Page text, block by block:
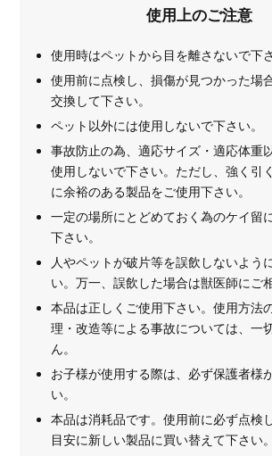
使用上のご注意
使用時はペットから目を離さないで下さ
使用前に点検し、損傷が見つかった場
交換して下さい。
ペット以外には使用しないで下さい。
事故防止の為、適応サイズ・適応体重
使用しないで下さい。ただし、強く引
に余裕のある製品をご使用下さい。
一定の場所にとどめておく為のケイ留
下さい。
人やペットが破片等を誤飲しないよう
い。万一、誤飲した場合は獣医師にご
本品は正しくご使用下さい。使用方法
理・改造等による事故については、一
ん。
お子様が使用する際は、必ず保護者様
い。
本品は消耗品です。使用前に必ず点検
目安に新しい製品に買い替えて下さい。